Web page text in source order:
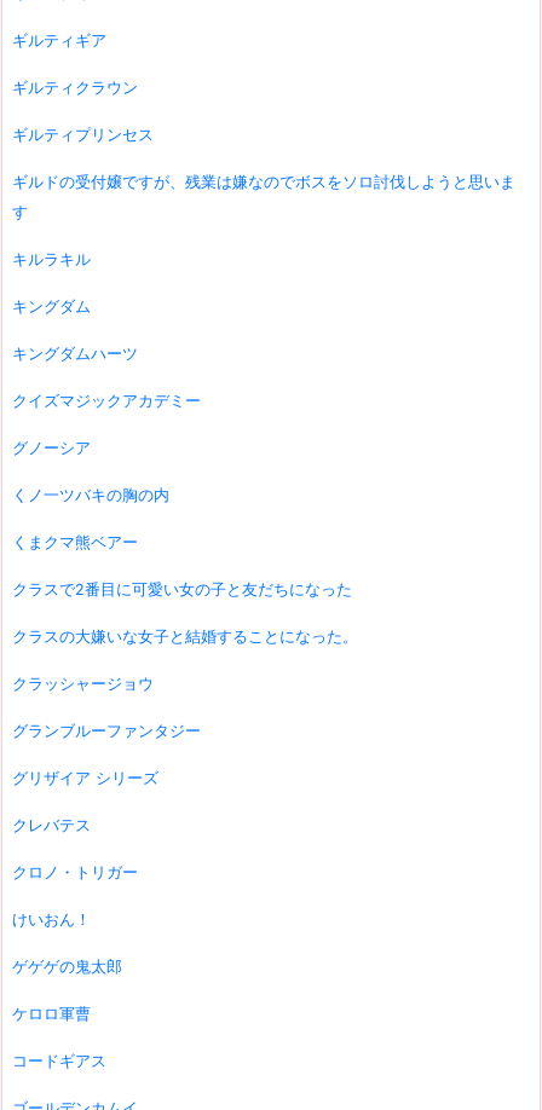
ギルティギア
ギルティクラウン
ギルティプリンセス
ギルドの受付嬢ですが、残業は嫌なのでボスをソロ討伐しようと思いま
す
キルラキル
キングダム
キングダムハーツ
クイズマジックアカデミー
グノーシア
くノ一ツバキの胸の内
くまクマ熊ベアー
クラスで2番目に可愛い女の子と友だちになった
クラスの大嫌いな女子と結婚することになった。
クラッシャージョウ
グランブルーファンタジー
グリザイア シリーズ
クレバテス
クロノ・トリガー
けいおん！
ゲゲゲの鬼太郎
ケロロ軍曹
コードギアス